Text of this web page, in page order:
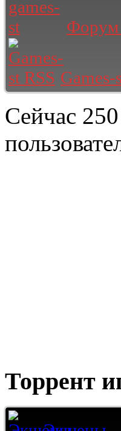
Форум
Games-
Сейчас
Торрент